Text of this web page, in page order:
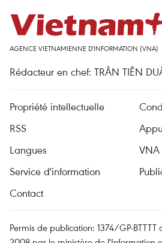
AGENCE VIETNAMIENNE D'INFORMATION (VNA)
Rédacteur en chef: TRÂN TIÊN
Propriété intellectuelle
RSS
Langues
VNA
Service d'information
Contact
Permis de publication: 1374/GP-BTTTT